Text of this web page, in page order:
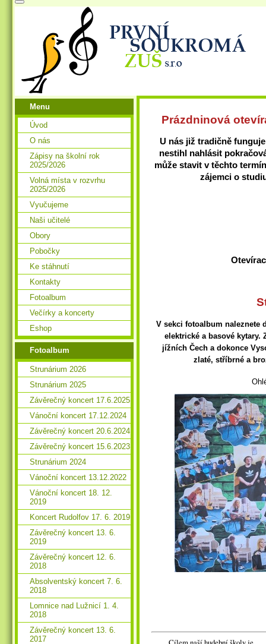
Prázdninová
U nás již tradičně
nestihl nahlásit
může stavit v těchto
zájemci o
V sekci fotoalbum naleznete
elektrické a basové kytary.
jížních Čech a dokonce
zlaté, stříbrné a
Menu
Úvod
O nás
Zápisy na školní rok
2025/2026
Volná místa v rozvrhu
2025/2026
Vyučujeme
Naši učitelé
Obory
Pobočky
Ke stáhnutí
Kontakty
Fotoalbum
Večírky a koncerty
Eshop
Fotoalbum
Strunárium 2026
Strunárium 2025
Závěrečný koncert 17.6.2025
Vánoční koncert 17.12.2024
Závěrečný koncert 20.6.2024
Závěrečný koncert 15.6.2023
Strunárium 2024
Vánoční koncert 13.12.2022
Vánoční koncert 18. 12.
2019
Koncert Rudolfov 17. 6. 2019
Závěrečný koncert 13. 6.
2019
Závěrečný koncert 12. 6.
2018
Absolventský koncert 7. 6.
2018
Lomnice nad Lužnicí 1. 4.
2018
Závěrečný koncert 13. 6.
2017